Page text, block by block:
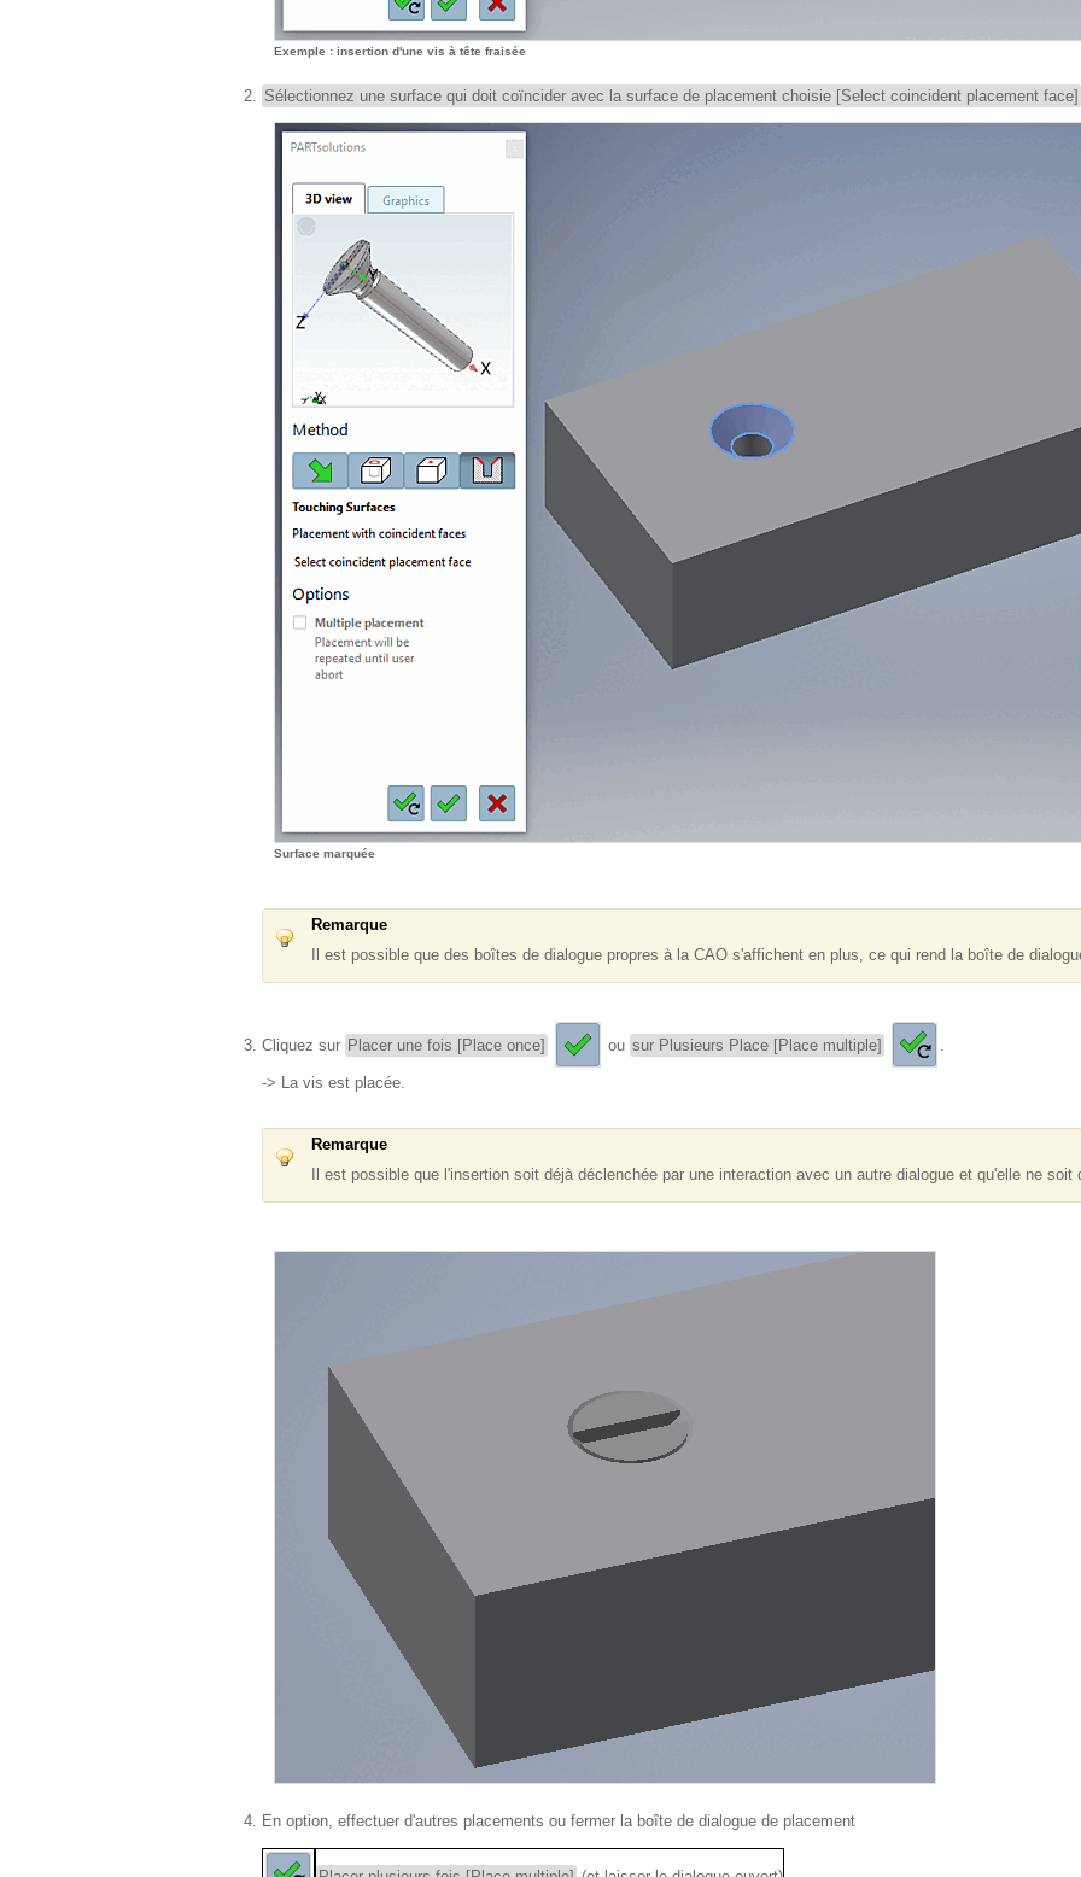
Exemple : insertion d'une vis à tête fraisée
Sélectionnez une surface qui doit coïncider avec la surface de placement choisie [Select coincident placement face]
Surface marquée
Remarque
Il est possible que des boîtes de dialogue propres à la CAO s'affichent en plus, ce qui rend la boîte de
Cliquez sur Placer une fois [Place once] ou sur Plusieurs Place [Place multiple] .
-> La vis est placée.
Remarque
Il est possible que l'insertion soit déjà déclenchée par une interaction avec un autre dialogue et qu'elle ne
En option, effectuer d'autres placements ou fermer la boîte de dialogue de placement